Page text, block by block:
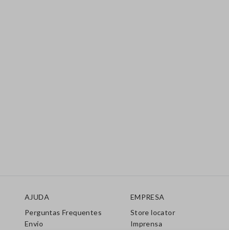
AJUDA
Perguntas Frequentes
Envio
EMPRESA
Store locator
Imprensa